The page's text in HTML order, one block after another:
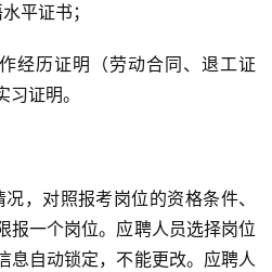
平证书；
经历证明（劳动合同、退工证
证明。
况，对照报考岗位的资格条件、
报一个岗位。应聘人员选择岗位
息自动锁定，不能更改。应聘人